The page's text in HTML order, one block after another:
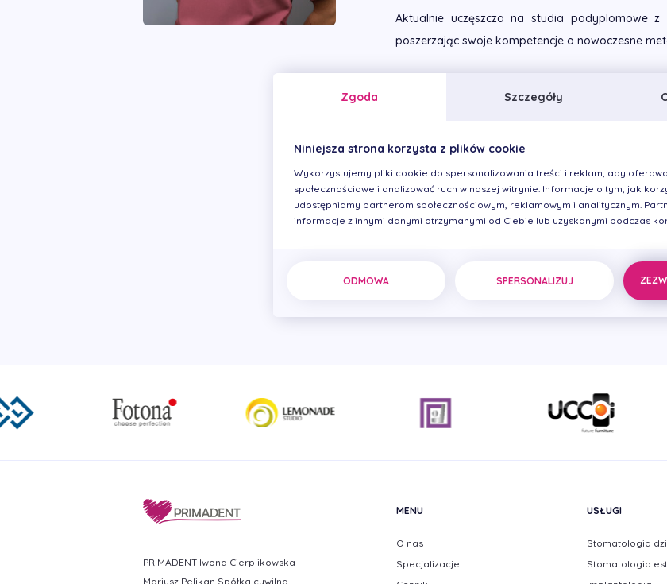
Aktualnie uczęszcza na studia podyplomowe z
poszerzając swoje kompetencje o nowoczesne
się stomatologią
pracy koncentruje się na kompleksowym
leczenia, ale również o komfort i poczucie
najmłodszymi pacjentami.
Szczególną uwagę poświęca profilaktyce
stomatologicznych u dzieci, co pozwala
Stomatologia
PRIMADENT Iwona Cierplikowska
Mariusz Pelikan Spółka cywilna
MENU
O nas
Specjalizacje
USŁUGI
Stomatologia
Stomatologia
Zgoda Szczegóły
Niniejsza strona korzysta z plików cookie
Wykorzystujemy pliki cookie do spersonalizowania treści i reklam, aby
społecznościowe i analizować ruch w naszej witrynie. Informacje o tym, jak
udostępniamy partnerom społecznościowym, reklamowym i analitycznym.
informacje z innymi danymi otrzymanymi od Ciebie lub uzyskanymi podczas
ODMOWA SPERSONALIZUJ